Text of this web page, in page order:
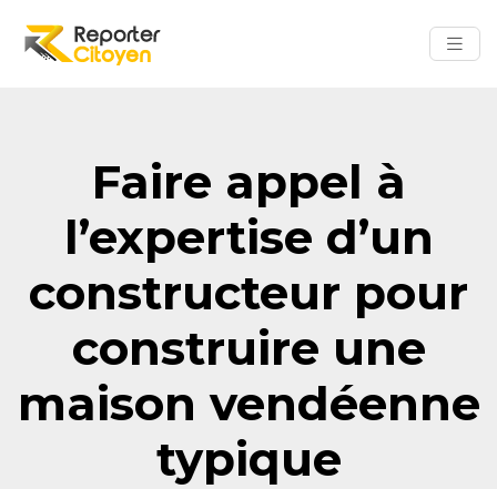
Faire appel à
l’expertise d’un
constructeur pour
construire une
maison vendéenne
typique